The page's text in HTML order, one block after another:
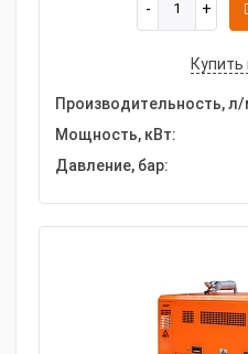
Купить
Производительность,
Мощность, кВт:
Давление, бар: